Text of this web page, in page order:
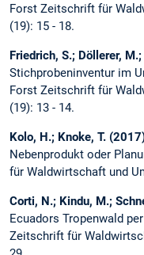
Forst Zeitschrift für
(19): 15 - 18.
Friedrich, S.; Döllerer,
Stichprobeninventur im
Forst Zeitschrift für
(19): 13 - 14.
Kolo, H.; Knoke, T.
Nebenprodukt oder
für Waldwirtschaft und
Corti, N.; Kindu, M.;
Ecuadors Tropenwald
Zeitschrift für